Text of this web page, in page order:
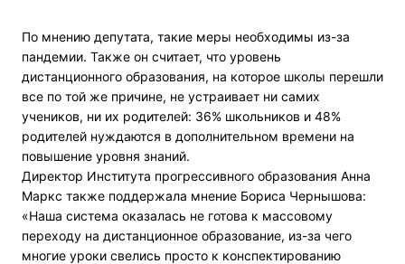
По мнению депутата, такие меры необходимы из-за
пандемии. Также он считает, что уровень
дистанционного образования, на которое школы перешли
все по той же причине, не устраивает ни самих
учеников, ни их родителей: 36% школьников и 48%
родителей нуждаются в дополнительном времени на
повышение уровня знаний.
Директор Института прогрессивного образования Анна
Маркс также поддержала мнение Бориса Чернышова:
«Наша система оказалась не готова к массовому
переходу на дистанционное образование, из-за чего
многие уроки свелись просто к конспектированию